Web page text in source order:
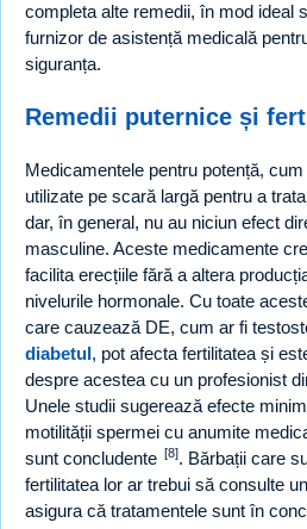
completa alte remedii, în mod ideal
furnizor de asistență medicală
siguranța.
Remedii puternice și
Medicamentele pentru potență,
utilizate pe scară largă pentru a
dar, în general, nu au niciun efect
masculine. Aceste medicamente
facilita erecțiile fără a altera
nivelurile hormonale. Cu toate
care cauzează DE, cum ar fi
diabetul, pot afecta fertilitatea și
despre acestea cu un profesionist
Unele studii sugerează efecte
motilității spermei cu anumite
sunt concludente [8]. Bărbații care
fertilitatea lor ar trebui să consulte
asigura că tratamentele sunt în